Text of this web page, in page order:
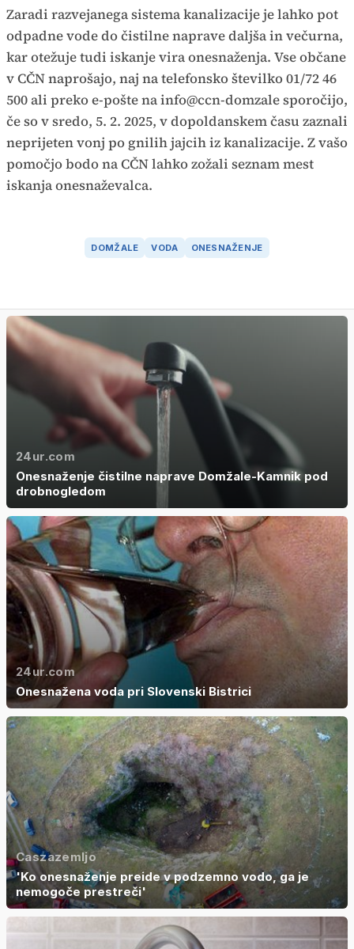
Zaradi razvejanega sistema kanalizacije je lahko pot
odpadne vode do čistilne naprave daljša in večurna,
kar otežuje tudi iskanje vira onesnaženja. Vse občane
v CČN naprošajo, naj na telefonsko številko 01/72 46
500 ali preko e-pošte na info@ccn-domzale sporočijo,
če so v sredo, 5. 2. 2025, v dopoldanskem času zaznali
neprijeten vonj po gnilih jajcih iz kanalizacije. Z vašo
pomočjo bodo na CČN lahko zožali seznam mest
iskanja onesnaževalca.
DOMŽALE VODA ONESNAŽENJE
24ur.com
Onesnaženje čistilne naprave Domžale-Kamnik pod
drobnogledom
24ur.com
Onesnažena voda pri Slovenski Bistrici
Caszazemljo
'Ko onesnaženje preide v podzemno vodo, ga je
nemogoče prestreči'